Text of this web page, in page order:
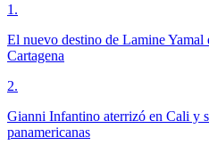
1 .
El nuevo destino de Lamine Yamal
Cartagena
2.
Gianni Infantino aterrizó en Cali y
panamericanas